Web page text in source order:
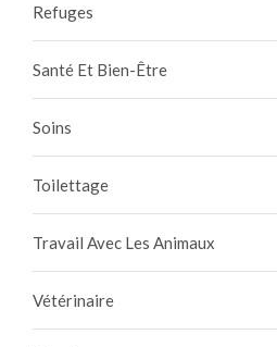
Refuges
Santé Et Bien-Être
Soins
Toilettage
Travail Avec Les Animaux
Vétérinaire